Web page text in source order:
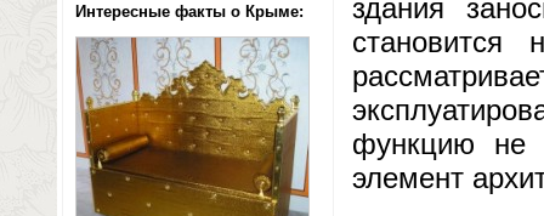
Интересные факты о Крыме:
здания
функцию не
элемент